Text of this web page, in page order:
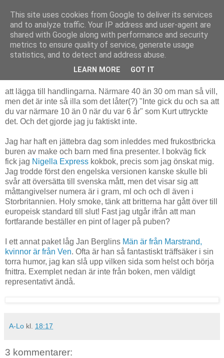
The Book Pond
söndag 10 augusti 2008
att lägga till handlingarna. Närmare 40 än 30 om man så vill,
men det är inte så illa som det låter(?) "Inte gick du och sa att
du var närmare 10 än 0 när du var 6 år" som Kurt uttryckte
det. Och det gjorde jag ju faktiskt inte.
Jag har haft en jättebra dag som inleddes med frukostbricka
buren av make och barn med fina presenter. I bokväg fick
fick jag Nigella Express kokbok, precis som jag önskat mig.
Jag trodde först den engelska versionen kanske skulle bli
svår att översätta till svenska mått, men det visar sig att
måttangivelser numera är i gram, ml och och dl även i
Storbritannien. Holy smoke, tänk att britterna har gått över till
europeisk standard till slut! Fast jag utgår ifrån att man
fortfarande beställer en pint of lager på puben?
I ett annat paket låg Jan Berglins Män är från Marstrand,
kvinnor är från Ven. Ofta är han så fantastiskt träffsäker i sin
torra humor, jag kan slå upp vilken sida som helst och börja
fnittra. Exemplet nedan är inte från boken, men väldigt
representativt ändå.
A-Lo kl. 18:17
3 kommentarer:
This site uses cookies from Google to deliver its services
and to analyze traffic. Your IP address and user-agent are
shared with Google along with performance and security
metrics to ensure quality of service, generate usage
statistics, and to detect and address abuse.
LEARN MORE GOT IT